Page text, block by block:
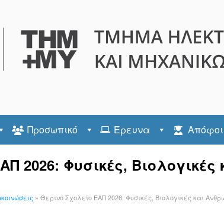
Προσωπικό Έρευνα
2026: Φυσικές,
» Θερινό Σχολείο ΕΑΠ 2026: Φυσικές, Βιολογικές και